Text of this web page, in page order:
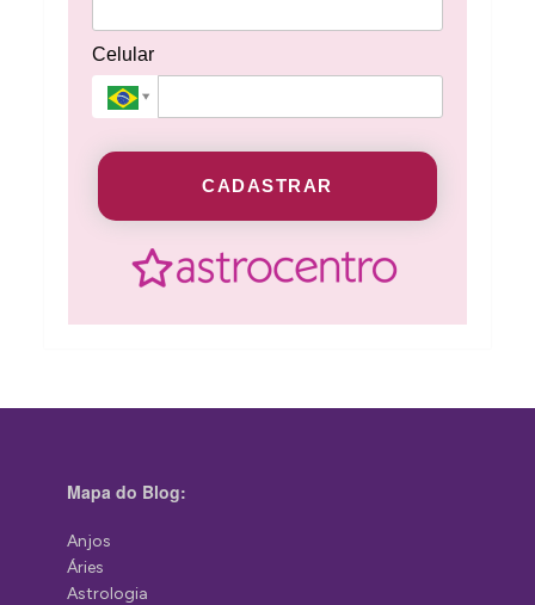
Celular
CADASTRAR
Mapa do Blog:
Anjos
Áries
Astrologia